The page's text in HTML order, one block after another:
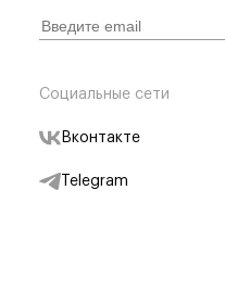
Социальные сети
Вконтакте
Telegram